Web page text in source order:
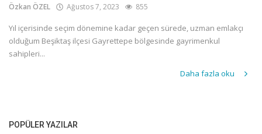
Özkan ÖZEL Ağustos 7, 2023 855
Yıl içerisinde seçim dönemine kadar geçen sürede, uzman emlakçı
olduğum Beşiktaş ilçesi Gayrettepe bölgesinde gayrimenkul
sahipleri...
Daha fazla oku
POPÜLER YAZILAR